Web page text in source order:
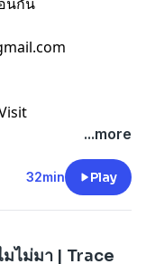
...more
32min Play
มไม่มา | Trace